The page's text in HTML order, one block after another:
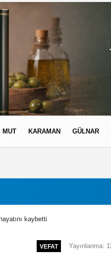
MUT KARAMAN GÜLNAR
kaybetti
VEFAT Yayınlanma: